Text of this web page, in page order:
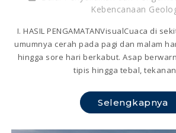
Kebencanaan
I. HASIL PENGAMATANVisualCuaca di
umumnya cerah pada pagi dan malam
hingga sore hari berkabut. Asap
tipis hingga tebal,
Selengkapnya